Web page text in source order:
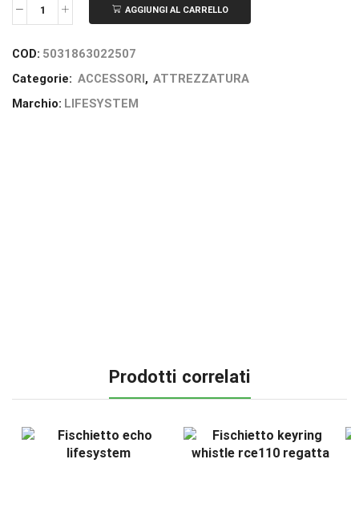
AGGIUNGI AL CARRELLO
COD: 5031863022507
Categorie: ACCESSORI, ATTREZZATURA
Marchio: LIFESYSTEM
Prodotti correlati